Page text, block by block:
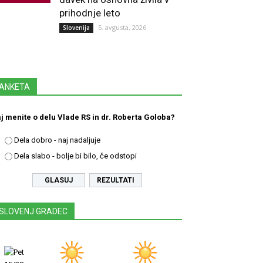
prihodnje leto
Slovenija 5. avgusta, 2026
menite o delu Vlade RS in dr. Roberta Goloba?
Dela dobro - naj nadaljuje
Dela slabo - bolje bi bilo, če odstopi
REZULTATI
GRADEC